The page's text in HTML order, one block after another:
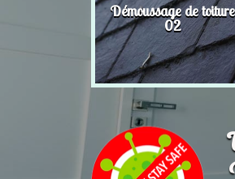
Démoussage de toiture
02